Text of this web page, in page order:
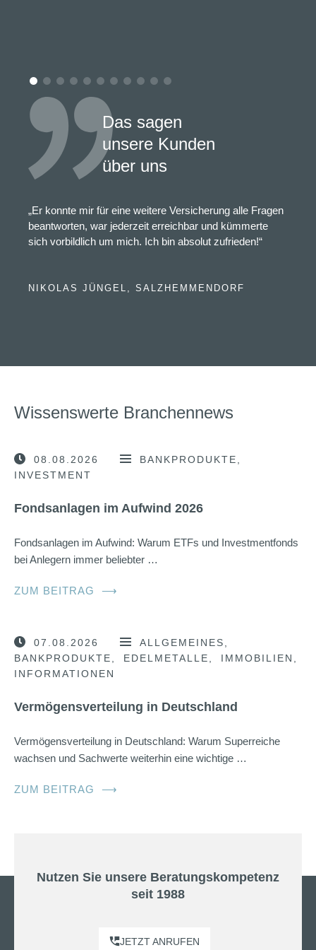
Das sagen
unsere Kunden
über uns
„Er konnte mir für eine weitere Versicherung alle Fragen
beantworten, war jederzeit erreichbar und kümmerte
sich vorbildlich um mich. Ich bin absolut zufrieden!“
NIKOLAS JÜNGEL, SALZHEMMENDORF
Wissenswerte Branchennews
08.08.2026
BANKPRODUKTE
INVESTMENT
Fondsanlagen im Aufwind 2026
Fondsanlagen im Aufwind: Warum ETFs und Investmentfonds
bei Anlegern immer beliebter …
ZUM BEITRAG ⟶
07.08.2026
ALLGEMEINES
BANKPRODUKTE
EDELMETALLE
IMMOBILIEN
INFORMATIONEN
Vermögensverteilung in Deutschland
Vermögensverteilung in Deutschland: Warum Superreiche
wachsen und Sachwerte weiterhin eine wichtige …
ZUM BEITRAG ⟶
Nutzen Sie unsere Beratungskompetenz
seit 1988
JETZT ANRUFEN